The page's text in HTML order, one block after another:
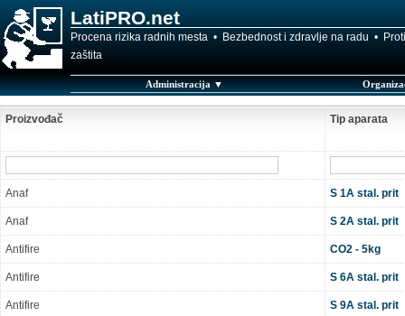
LatiPRO.net
Procena rizika radnih mesta • Bezbednost i zdravlje na radu •
zaštita
Administracija ▼
Proizvođač Tip aparata
Anaf S 1A stal. prit
Anaf S 2A stal. prit
Antifire CO2 - 5kg
Antifire S 6A stal. prit
Antifire S 9A stal. prit